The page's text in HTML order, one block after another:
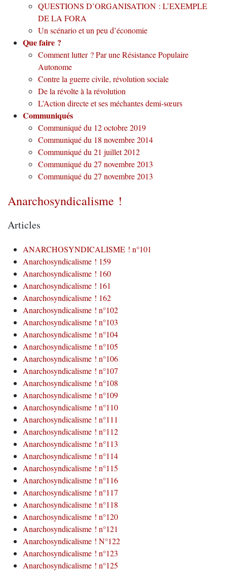
QUESTIONS D’ORGANISATION : L’EXEMPLE
DE LA FORA
Un scénario et un peu d’économie
Que faire ?
Comment lutter ? Par une Résistance Populaire
Autonome
Contre la guerre civile, révolution sociale
De la révolte à la révolution
L’Action directe et ses méchantes demi-sœurs
Communiqués
Communiqué du 12 octobre 2019
Communiqué du 18 novembre 2014
Communiqué du 21 juillet 2012
Communiqué du 27 novembre 2013
Communiqué du 27 novembre 2013
Anarchosyndicalisme !
Articles
ANARCHOSYNDICALISME ! n°101
Anarchosyndicalisme ! 159
Anarchosyndicalisme ! 160
Anarchosyndicalisme ! 161
Anarchosyndicalisme ! 162
Anarchosyndicalisme ! n°102
Anarchosyndicalisme ! n°103
Anarchosyndicalisme ! n°104
Anarchosyndicalisme ! n°105
Anarchosyndicalisme ! n°106
Anarchosyndicalisme ! n°107
Anarchosyndicalisme ! n°108
Anarchosyndicalisme ! n°109
Anarchosyndicalisme ! n°110
Anarchosyndicalisme ! n°111
Anarchosyndicalisme ! n°112
Anarchosyndicalisme ! n°113
Anarchosyndicalisme ! n°114
Anarchosyndicalisme ! n°115
Anarchosyndicalisme ! n°116
Anarchosyndicalisme ! n°117
Anarchosyndicalisme ! n°118
Anarchosyndicalisme ! n°120
Anarchosyndicalisme ! n°121
Anarchosyndicalisme ! N°122
Anarchosyndicalisme ! n°123
Anarchosyndicalisme ! n°125